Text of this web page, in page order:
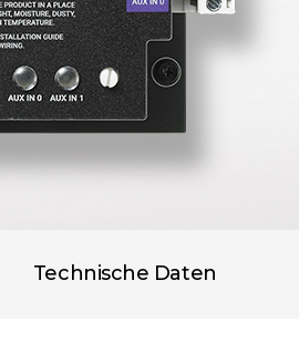
Technische Daten